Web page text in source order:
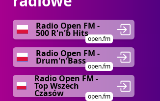
Radio Open FM -
500 R'n'b Hits
open.fm
Radio Open FM -
Drum'n'Bass
open.fm
Radio Open FM -
Top Wszech
Czasów open.fm